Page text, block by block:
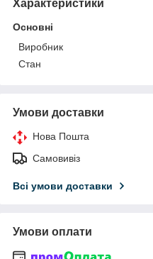
Характеристики
Основні
Виробник
Стан
Умови доставки
Нова Пошта
Самовивіз
Всі умови доставки
Умови оплати